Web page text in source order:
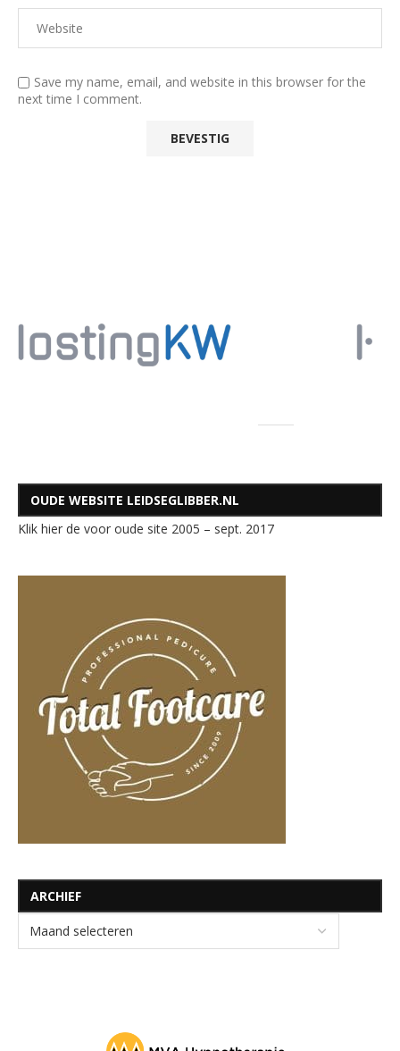
Save my name, email, and website in this browser for the
next time I comment.
OUDE WEBSITE LEIDSEGLIBBER.NL
Klik hier de voor oude site 2005 – sept. 2017
ARCHIEF